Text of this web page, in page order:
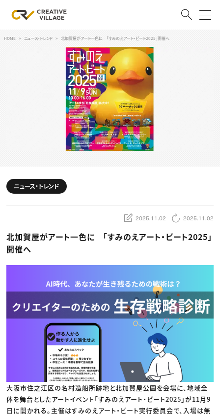
ACCOUNT
ログイン 会員登録
クリエイター求人を探す
CREATIVE JOB求人検索
スキルアップしたい！
デザイン
編集・ライティング
マーケティング
ディレクション
業界解説・キャリア事情
お役立ち基礎知識
TOP Creator’s コラム
Webクリエイター
アプリクリエイター
ゲームクリエイター
映像クリエイター
マーケッター
C＆R Magazine
セミナー
映像
広告
出版
CREATIVE VILLAGEからのお知らせ
プロフェッショナル×つながる×メディア
HOME ニュース・トレンド 北加賀屋がアート一色に 「すみのえアート・ビート2025」開催へ
ニュース・トレンド
2025.11.02 2025.11.02
北加賀屋がアート一色に 「すみのえアート・ビート2025」
開催へ
大阪市住之江区の名村造船所跡地と北加賀屋公園を会場に、地域全
体を舞台としたアートイベント「すみのえアート・ビート2025」が11月9
日に開かれる。主催はすみのえアート・ビート実行委員会で、入場は無